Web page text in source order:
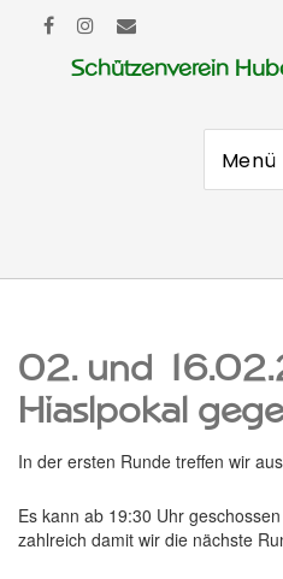
Schützenverein
Menü
02. und
Hiaslpokal
In der ersten Runde treffen wir
Es kann ab 19:30 Uhr
zahlreich damit wir die nächste